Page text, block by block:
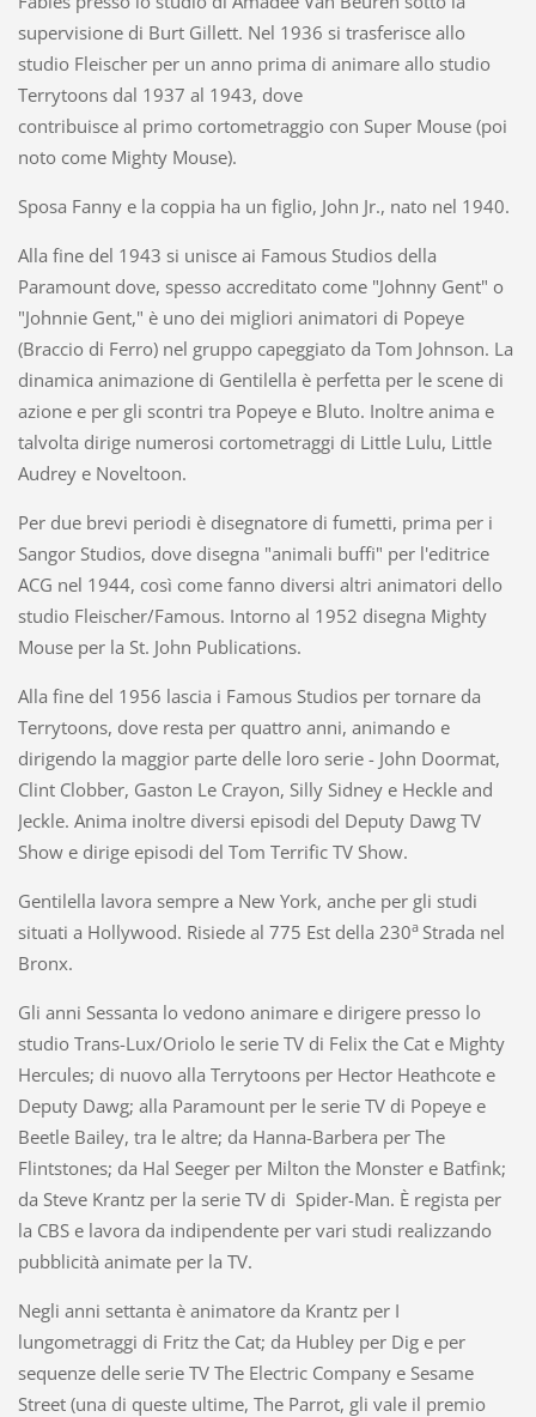
supervisione di Burt Gillett. Nel 1936 si trasferisce allo
studio Fleischer per un anno prima di animare allo studio
Terrytoons dal 1937 al 1943, dove
contribuisce al primo cortometraggio con Super Mouse (poi
noto come Mighty Mouse).
Sposa Fanny e la coppia ha un figlio, John Jr., nato nel 1940.
Alla fine del 1943 si unisce ai Famous Studios della
Paramount dove, spesso accreditato come "Johnny Gent" o
"Johnnie Gent," è uno dei migliori animatori di Popeye
(Braccio di Ferro) nel gruppo capeggiato da Tom Johnson. La
dinamica animazione di Gentilella è perfetta per le scene di
azione e per gli scontri tra Popeye e Bluto. Inoltre anima e
talvolta dirige numerosi cortometraggi di Little Lulu, Little
Audrey e Noveltoon.
Per due brevi periodi è disegnatore di fumetti, prima per i
Sangor Studios, dove disegna "animali buffi" per l'editrice
ACG nel 1944, così come fanno diversi altri animatori dello
studio Fleischer/Famous. Intorno al 1952 disegna Mighty
Mouse per la St. John Publications.
Alla fine del 1956 lascia i Famous Studios per tornare da
Terrytoons, dove resta per quattro anni, animando e
dirigendo la maggior parte delle loro serie - John Doormat,
Clint Clobber, Gaston Le Crayon, Silly Sidney e Heckle and
Jeckle. Anima inoltre diversi episodi del Deputy Dawg TV
Show e dirige episodi del Tom Terrific TV Show.
Gentilella lavora sempre a New York, anche per gli studi
situati a Hollywood. Risiede al 775 Est della 230a Strada nel
Bronx.
Gli anni Sessanta lo vedono animare e dirigere presso lo
studio Trans-Lux/Oriolo le serie TV di Felix the Cat e Mighty
Hercules; di nuovo alla Terrytoons per Hector Heathcote e
Deputy Dawg; alla Paramount per le serie TV di Popeye e
Beetle Bailey, tra le altre; da Hanna-Barbera per The
Flintstones; da Hal Seeger per Milton the Monster e Batfink;
da Steve Krantz per la serie TV di Spider-Man. È regista per
la CBS e lavora da indipendente per vari studi realizzando
pubblicità animate per la TV.
Negli anni settanta è animatore da Krantz per I
lungometraggi di Fritz the Cat; da Hubley per Dig e per
sequenze delle serie TV The Electric Company e Sesame
Street (una di queste ultime, The Parrot, gli vale il premio